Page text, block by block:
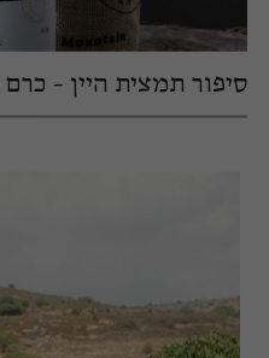
סיפור תמצית היין -